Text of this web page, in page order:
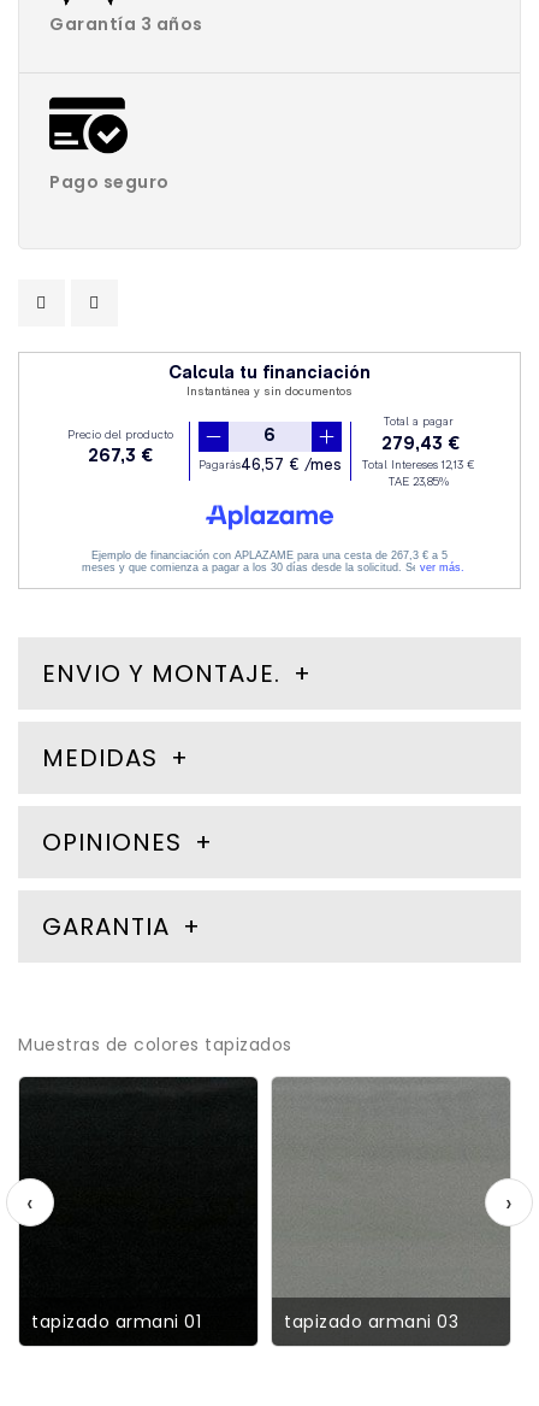
Garantía 3 años
Pago seguro
ENVIO Y MONTAJE.
MEDIDAS
OPINIONES
GARANTIA
Muestras de colores tapizados
tapizado armani 01 tapizado armani 03
‹ ›